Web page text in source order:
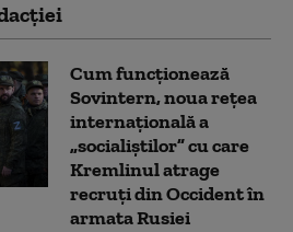
Cum funcționează
Sovintern, noua rețea
internațională a
„socialiștilor” cu care
Kremlinul atrage
recruți din Occident în
armata Rusiei